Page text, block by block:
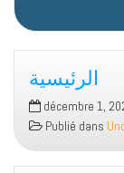
الرئيسية
décembre 1,
Publié dans